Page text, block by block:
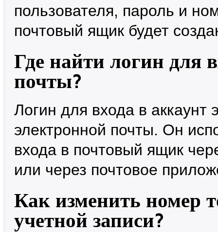
пользователя, пароль и
почтовый ящик будет
Где найти логин для
почты?
Логин для входа в
электронной почты. Он
входа в почтовый ящик
или через почтовое
Как изменить номер
учетной записи?